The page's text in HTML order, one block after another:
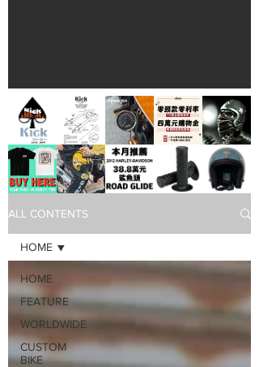
ALL CONTENTS
HOME
FEATURE
WORLDWIDE
CUSTOM
BIKE
HOME